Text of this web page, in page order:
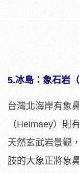
5.冰島：象石岩
台灣北海岸有象
（Heimaey）則
天然玄武岩景觀
肢的大象正將象